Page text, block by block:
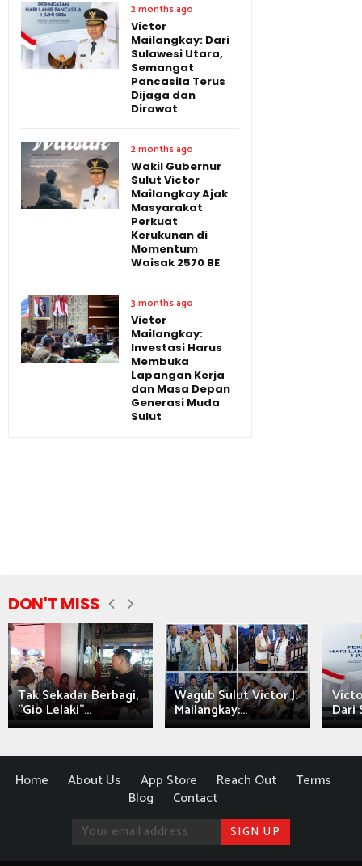
2 months ago
Victor
Mailangkay: Dari
Sulawesi Utara,
Semangat
Pancasila Terus
Dijaga dan
Dirawat
2 months ago
Wakil Gubernur
Sulut Victor
Mailangkay Ajak
Masyarakat
Perkuat
Kerukunan di
Momentum
Waisak 2570 BE
3 months ago
Victor
Mailangkay:
Investasi Harus
Membuka
Lapangan Kerja
dan Masa Depan
Generasi Muda
Sulut
DON'T MISS
Tak Sekadar Berbagi,
"Gio Lelaki"...
Wagub Sulut Victor J.
Mailangkay:... Dari
Home About Us App Store Reach Out
Terms
Blog
Contact